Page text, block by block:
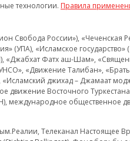
технологии. Правила
Свобода России»), «Чеченская
(УПА), «Исламское
Фатх аш-Шам»,
«Движение Талибан»,
«Исламский джихад – Джамаат
движение Восточного
международное общественное
Телеканал